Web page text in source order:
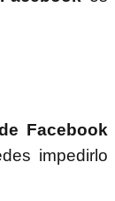
Facebook
impedirlo